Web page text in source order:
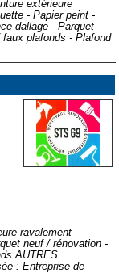
extérieure
- Papier peint -
dallage - Parquet
plafonds - Plafond
ravalement -
neuf / rénovation -
AUTRES
: Entreprise de